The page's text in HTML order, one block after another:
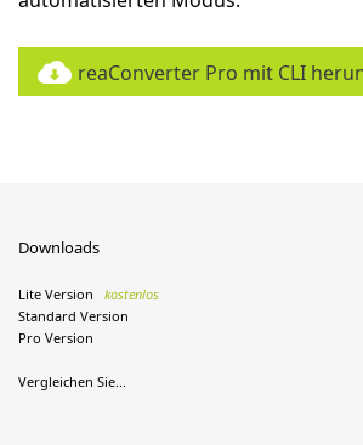
reaConverter Pro mit CLI
Downloads
Lite Version
kostenlos
Standard Version
Pro Version
Vergleichen Sie...